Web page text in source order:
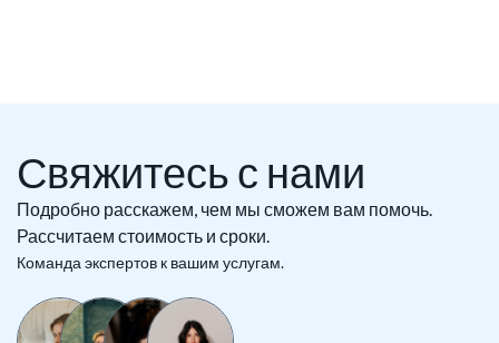
Свяжитесь с нами
Подробно расскажем, чем мы сможем вам помочь.
Рассчитаем стоимость и сроки.
Команда экспертов к вашим услугам.